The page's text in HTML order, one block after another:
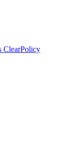
ClearPolicy